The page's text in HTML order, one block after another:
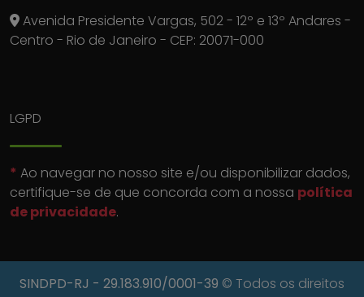
Avenida Presidente Vargas, 502 - 12º e 13º Andares -
Centro - Rio de Janeiro - CEP: 20071-000
LGPD
* Ao navegar no nosso site e/ou disponibilizar dados,
certifique-se de que concorda com a nossa política
de privacidade.
SINDPD-RJ - 29.183.910/0001-39 © Todos os direitos